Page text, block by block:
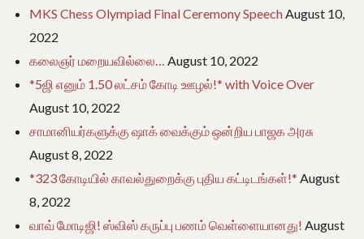
MKS Chess Olympiad Final Ceremony SpeechAugust 10,
2022
கலைஞர் மறையவில்லை… August 10, 2022
*5ஜி எனும் 1.50 லட்சம் கோடி ஊழல்!* with Voice Over
August 10, 2022
சாமானியர்களுக்கு ஷாக் வைக்கும் ஒன்றிய பாஜக அரசு
August 8, 2022
*323 கோடியில் காவல்துறைக்கு புதிய கட்டிடங்கள்!* August
8, 2022
வாவ் மோடிஜி! ஸ்விஸ் கருப்பு பணம் வெள்ளையானது! August